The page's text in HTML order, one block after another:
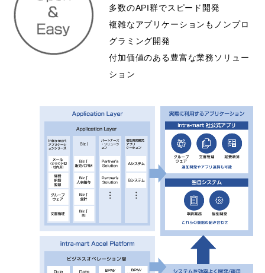
多数のAPI群でスピード開発
複雑なアプリケーションもノンプロ
グラミング開発
付加価値のある豊富な業務ソリュー
ション